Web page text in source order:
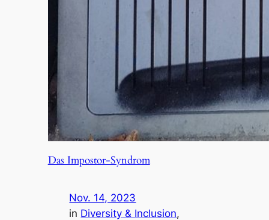
Das Impostor-Syndrom
Nov. 14, 2023
in Diversity & Inclusion